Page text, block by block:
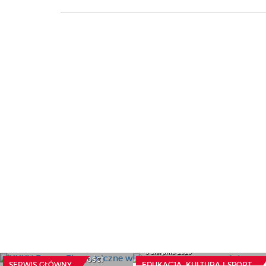
Niemiec o przyszłości
6 Sierpnia 2026